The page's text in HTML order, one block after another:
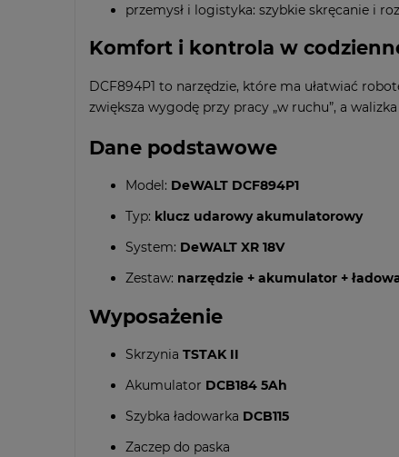
przemysł i logistyka: szybkie skręcanie i
Komfort i kontrola w
DCF894P1 to narzędzie, które ma ułatwiać
zwiększa wygodę przy pracy „w ruchu”, a
Dane podstawowe
Model: DeWALT DCF894P1
Typ: klucz udarowy akumulatorowy
System: DeWALT XR 18V
Zestaw: narzędzie + akumulator +
Wyposażenie
Skrzynia TSTAK II
Akumulator DCB184 5Ah
Szybka ładowarka DCB115
Zaczep do paska